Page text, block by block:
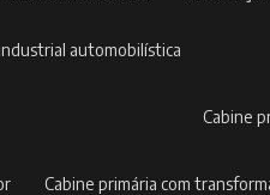
industrial automobilística
cabine
cabine primária com